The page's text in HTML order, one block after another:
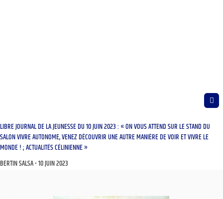
LIBRE JOURNAL DE LA JEUNESSE DU 10 JUIN 2023 : « ON VOUS ATTEND SUR LE STAND DU
SALON VIVRE AUTONOME, VENEZ DÉCOUVRIR UNE AUTRE MANIÈRE DE VOIR ET VIVRE LE
MONDE ! ; ACTUALITÉS CÉLINIENNE »
BERTIN SALSA 10 JUIN 2023